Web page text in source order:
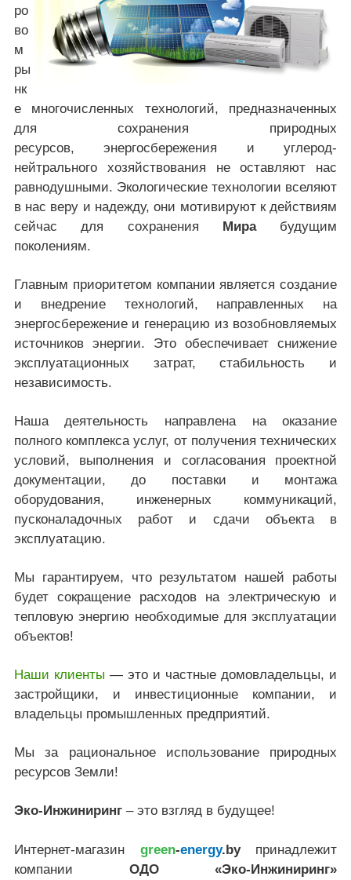
ро
во
м
ры
нк
е многочисленных технологий, предназначенных
для сохранения природных
ресурсов, энергосбережения и углерод-
нейтрального хозяйствования не оставляют нас
равнодушными. Экологические технологии вселяют
в нас веру и надежду, они мотивируют к действиям
сейчас для сохранения Мирабудущим
поколениям.
Главным приоритетом компании является создание
и внедрение технологий, направленных на
энергосбережение и генерацию из возобновляемых
источников энергии. Это обеспечивает снижение
эксплуатационных затрат, стабильность и
независимость.
Наша деятельность направлена на оказание
полного комплекса услуг, от получения технических
условий, выполнения и согласования проектной
документации, до поставки и монтажа
оборудования, инженерных коммуникаций,
пусконаладочных работ и сдачи объекта в
эксплуатацию.
Мы гарантируем, что результатом нашей работы
будет сокращение расходов на электрическую и
тепловую энергию необходимые для эксплуатации
объектов!
Наши клиенты — это и частные домовладельцы, и
застройщики, и инвестиционные компании, и
владельцы промышленных предприятий.
Мы за рациональное использование природных
ресурсов Земли!
Эко-Инжиниринг– это взгляд в будущее!
Интернет-магазин green-energy.byпринадлежит
компании ОДО «Эко-Инжиниринг»